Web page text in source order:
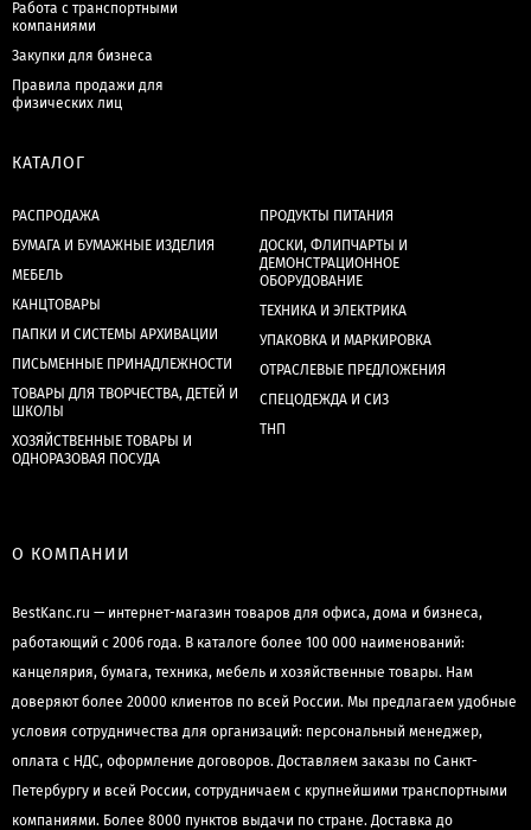
Работа с транспортными
компаниями
Закупки для бизнеса
Правила продажи для
физических лиц
КАТАЛОГ
РАСПРОДАЖА
БУМАГА И БУМАЖНЫЕ ИЗДЕЛИЯ
МЕБЕЛЬ
КАНЦТОВАРЫ
ПАПКИ И СИСТЕМЫ АРХИВАЦИИ
ПИСЬМЕННЫЕ ПРИНАДЛЕЖНОСТИ
ТОВАРЫ ДЛЯ ТВОРЧЕСТВА, ДЕТЕЙ И
ШКОЛЫ
ХОЗЯЙСТВЕННЫЕ ТОВАРЫ И
ОДНОРАЗОВАЯ ПОСУДА
ПРОДУКТЫ ПИТАНИЯ
ДОСКИ, ФЛИПЧАРТЫ И
ДЕМОНСТРАЦИОННОЕ
ОБОРУДОВАНИЕ
ТЕХНИКА И ЭЛЕКТРИКА
УПАКОВКА И МАРКИРОВКА
ОТРАСЛЕВЫЕ ПРЕДЛОЖЕНИЯ
СПЕЦОДЕЖДА И СИЗ
ТНП
О КОМПАНИИ
BestKanc.ru — интернет-магазин товаров для офиса, дома и бизнеса,
работающий с 2006 года. В каталоге более 100 000 наименований:
канцелярия, бумага, техника, мебель и хозяйственные товары. Нам
доверяют более 20000 клиентов по всей России. Мы предлагаем удобные
условия сотрудничества для организаций: персональный менеджер,
оплата с НДС, оформление договоров. Доставляем заказы по Санкт-
Петербургу и всей России, сотрудничаем с крупнейшими транспортными
компаниями. Более 8000 пунктов выдачи по стране. Доставка до